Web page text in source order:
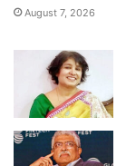
August 7, 2026